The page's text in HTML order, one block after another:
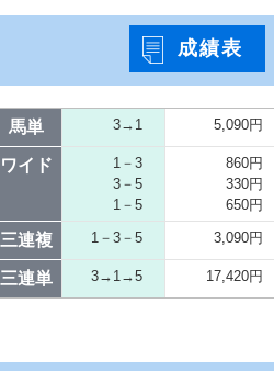
成績表
馬単 3→1 5,090円
ワイド
1－3
3－5
1－5
860円
330円
650円
三連複 1－3－5 3,090円
三連単 3→1→5 17,420円